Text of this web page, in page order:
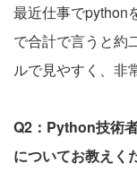
最近仕事でpython
で合計で言うと約
ルで見やすく、非
Q2：Python技術
についてお教えく